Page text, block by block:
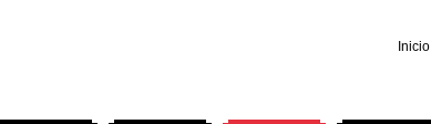
Inicio